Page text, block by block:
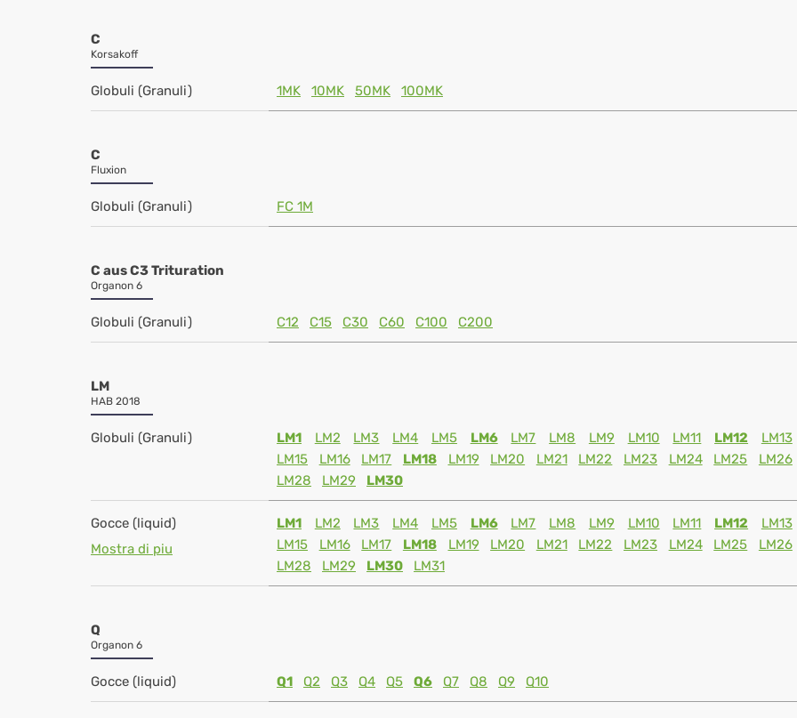
C
Korsakoff
Globuli (Granuli) 1MK 10MK 50MK 100MK
C
Fluxion
Globuli (Granuli) FC 1M
C aus C3 Trituration
Organon 6
Globuli (Granuli) C12 C15 C30 C60 C100 C200
LM
HAB 2018
Globuli (Granuli) LM1 LM2 LM3 LM4 LM5 LM6 LM7 LM8 LM9 LM10 LM11 LM12
LM13
LM15
LM16 LM17 LM18 LM19 LM20 LM21 LM22 LM23 LM24 LM25
LM26
LM28
LM29 LM30
Gocce (liquid)
Mostra di piu
LM1 LM2 LM3 LM4 LM5 LM6 LM7 LM8 LM9 LM10 LM11 LM12
LM13
LM15
LM16 LM17 LM18 LM19 LM20 LM21 LM22 LM23 LM24 LM25
LM26
LM28
LM29 LM30 LM31
Q
Organon 6
Gocce (liquid) Q1 Q2 Q3 Q4 Q5 Q6 Q7 Q8 Q9 Q10